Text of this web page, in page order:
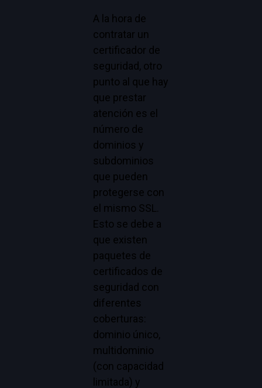
A la hora de
contratar un
certificador de
seguridad, otro
punto al que hay
que prestar
atención es el
número de
dominios y
subdominios
que pueden
protegerse con
el mismo SSL.
Esto se debe a
que existen
paquetes de
certificados de
seguridad con
diferentes
coberturas:
dominio único,
multidominio
(con capacidad
limitada) y